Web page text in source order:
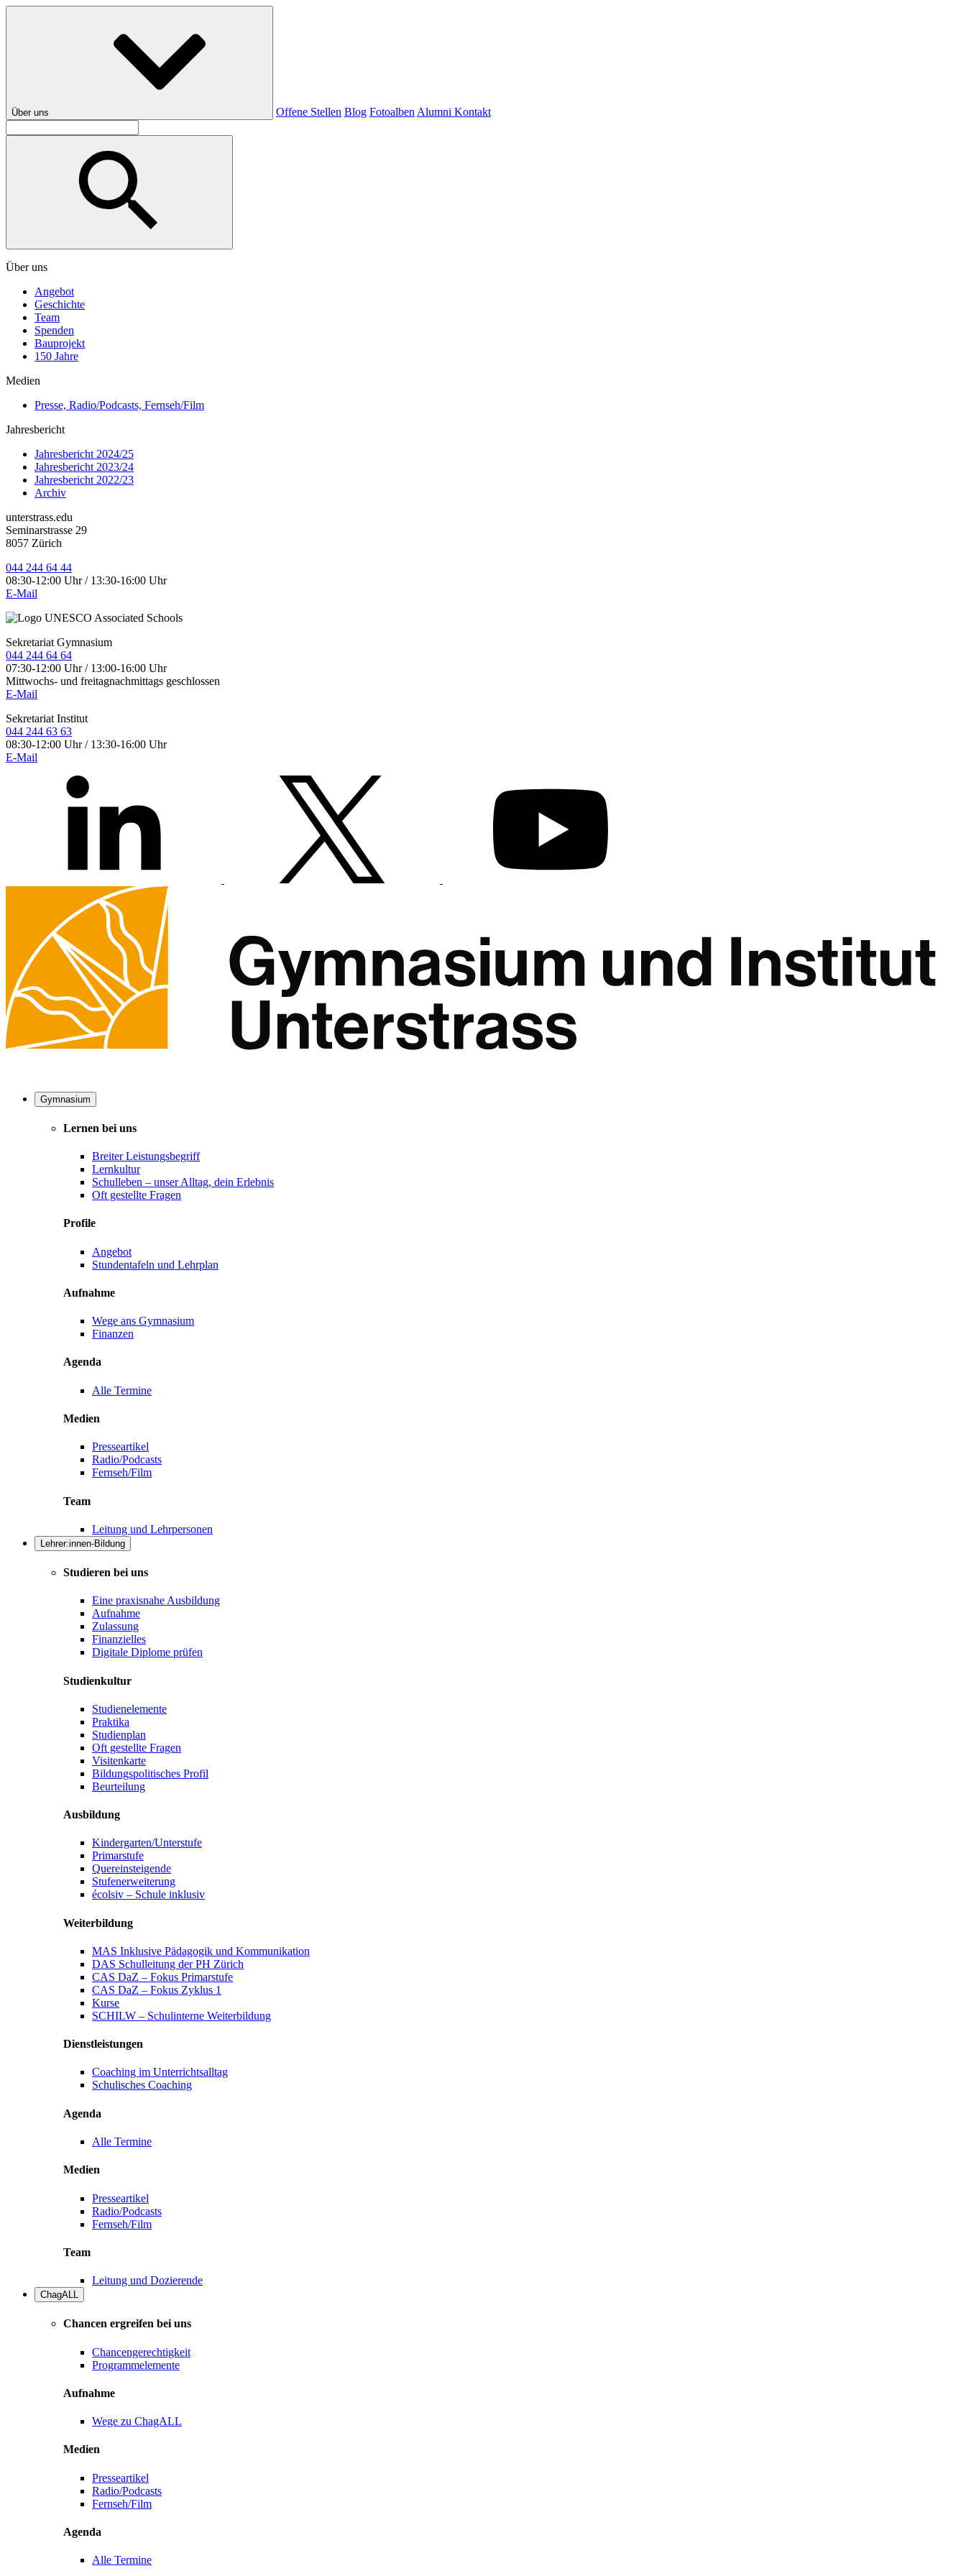
Über uns Offene Stellen Blog Fotoalben Alumni Kontakt
Über uns
Angebot
Geschichte
Team
Spenden
Bauprojekt
150 Jahre
Medien
Presse, Radio/Podcasts, Fernseh/Film
Jahresbericht
Jahresbericht 2024/25
Jahresbericht 2023/24
Jahresbericht 2022/23
Archiv
unterstrass.edu
Seminarstrasse 29
8057 Zürich
044 244 64 44
08:30-12:00 Uhr / 13:30-16:00 Uhr
E-Mail
Sekretariat Gymnasium
044 244 64 64
07:30-12:00 Uhr / 13:00-16:00 Uhr
Mittwochs- und freitagnachmittags geschlossen
E-Mail
Sekretariat Institut
044 244 63 63
08:30-12:00 Uhr / 13:30-16:00 Uhr
E-Mail
Gymnasium
Lernen bei uns
Breiter Leistungsbegriff
Lernkultur
Schulleben – unser Alltag, dein Erlebnis
Oft gestellte Fragen
Profile
Angebot
Stundentafeln und Lehrplan
Aufnahme
Wege ans Gymnasium
Finanzen
Agenda
Alle Termine
Medien
Presseartikel
Radio/Podcasts
Fernseh/Film
Team
Leitung und Lehrpersonen
Lehrer:innen-Bildung
Studieren bei uns
Eine praxisnahe Ausbildung
Aufnahme
Zulassung
Finanzielles
Digitale Diplome prüfen
Studienkultur
Studienelemente
Praktika
Studienplan
Oft gestellte Fragen
Visitenkarte
Bildungspolitisches Profil
Beurteilung
Ausbildung
Kindergarten/Unterstufe
Primarstufe
Quereinsteigende
Stufenerweiterung
écolsiv – Schule inklusiv
Weiterbildung
MAS Inklusive Pädagogik und Kommunikation
DAS Schulleitung der PH Zürich
CAS DaZ – Fokus Primarstufe
CAS DaZ – Fokus Zyklus 1
Kurse
SCHILW – Schulinterne Weiterbildung
Dienstleistungen
Coaching im Unterrichtsalltag
Schulisches Coaching
Agenda
Alle Termine
Medien
Presseartikel
Radio/Podcasts
Fernseh/Film
Team
Leitung und Dozierende
ChagALL
Chancen ergreifen bei uns
Chancengerechtigkeit
Programmelemente
Aufnahme
Wege zu ChagALL
Medien
Presseartikel
Radio/Podcasts
Fernseh/Film
Agenda
Alle Termine